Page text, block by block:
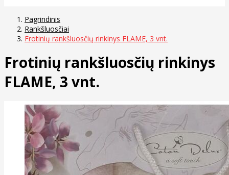
Pagrindinis
Rankšluosčiai
Frotinių rankšluosčių rinkinys FLAME, 3 vnt.
Frotinių rankšluosčių rinkinys
FLAME, 3 vnt.